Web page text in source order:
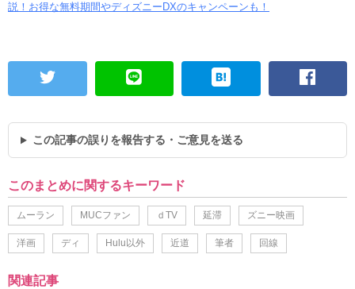
説！お得な無料期間やディズニーDXのキャンペーンも！
この記事の誤りを報告する・ご意見を送る
このまとめに関するキーワード
ムーラン MUCファン ｄTV 延滞 ズニー映画
洋画 ディ Hulu以外 近道 筆者 回線
関連記事